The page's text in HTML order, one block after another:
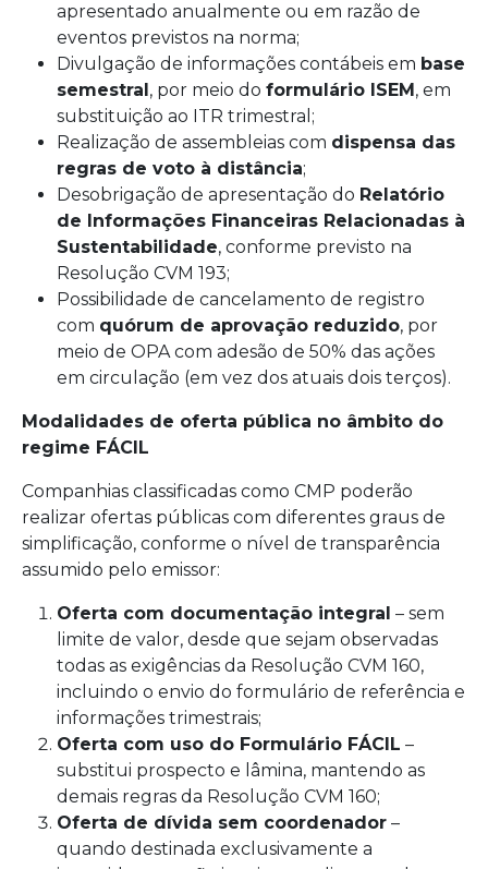
apresentado anualmente ou em razão de
eventos previstos na norma;
Divulgação de informações contábeis em base
semestral, por meio do formulário ISEM, em
substituição ao ITR trimestral;
Realização de assembleias com dispensa das
regras de voto à distância;
Desobrigação de apresentação do Relatório
de Informações Financeiras Relacionadas à
Sustentabilidade, conforme previsto na
Resolução CVM 193;
Possibilidade de cancelamento de registro
com quórum de aprovação reduzido, por
meio de OPA com adesão de 50% das ações
em circulação (em vez dos atuais dois terços).
Modalidades de oferta pública no âmbito do
regime FÁCIL
Companhias classificadas como CMP poderão
realizar ofertas públicas com diferentes graus de
simplificação, conforme o nível de transparência
assumido pelo emissor:
Oferta com documentação integral – sem
limite de valor, desde que sejam observadas
todas as exigências da Resolução CVM 160,
incluindo o envio do formulário de referência e
informações trimestrais;
Oferta com uso do Formulário FÁCIL –
substitui prospecto e lâmina, mantendo as
demais regras da Resolução CVM 160;
Oferta de dívida sem coordenador –
quando destinada exclusivamente a